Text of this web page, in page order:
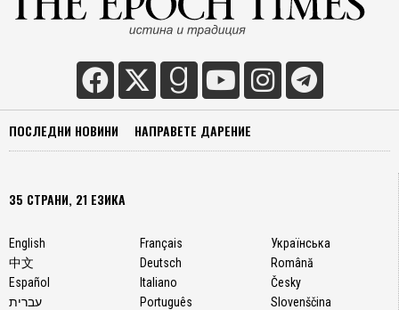
ПОСЛЕДНИ НОВИНИ НАПРАВЕТЕ ДАРЕНИЕ
35 СТРАНИ, 21 ЕЗИКА
English
中文
Español
עברית
Français
Deutsch
Italiano
Português
Українська
Română
Česky
Slovenščina